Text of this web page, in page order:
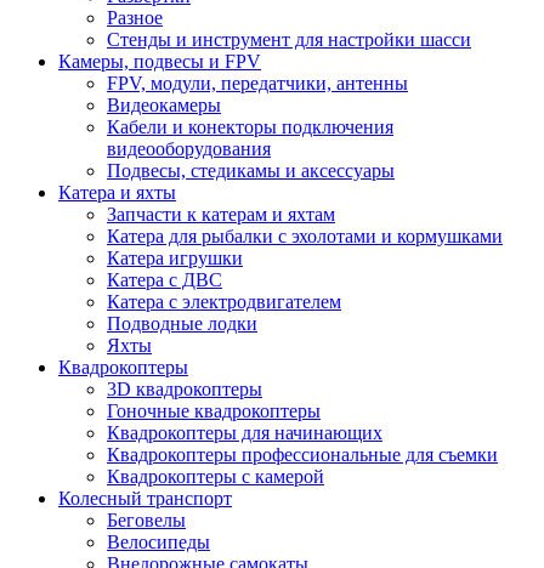
Разное
Стенды и инструмент для настройки шасси
Камеры, подвесы и FPV
FPV, модули, передатчики, антенны
Видеокамеры
Кабели и конекторы подключения
видеооборудования
Подвесы, стедикамы и аксессуары
Катера и яхты
Запчасти к катерам и яхтам
Катера для рыбалки с эхолотами и кормушками
Катера игрушки
Катера с ДВС
Катера с электродвигателем
Подводные лодки
Яхты
Квадрокоптеры
3D квадрокоптеры
Гоночные квадрокоптеры
Квадрокоптеры для начинающих
Квадрокоптеры профессиональные для съемки
Квадрокоптеры с камерой
Колесный транспорт
Беговелы
Велосипеды
Внедорожные самокаты